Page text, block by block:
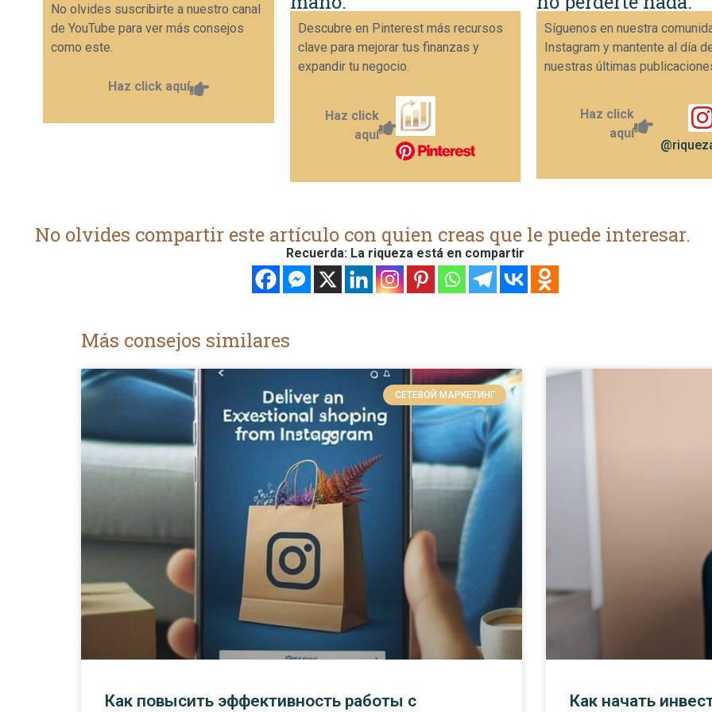
No olvides suscribirte a nuestro canal
de YouTube para ver más consejos
como este.
Haz click aquí
Descubre en Pinterest más recursos
clave para mejorar tus finanzas y
expandir tu negocio.
Haz click
aquí
Síguenos en nuestra
Instagram y mantente al día
nuestras últimas
Haz click
aquí
No olvides compartir este artículo con quien creas que le puede interesar.
Recuerda: La riqueza está en compartir
Más consejos similares
СЕТЕВОЙ МАРКЕТИНГ
Как повысить эффективность работы с
Как начать